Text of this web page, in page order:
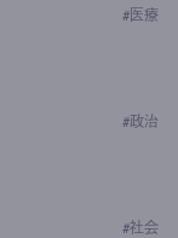
# 医療
#政治
#社会